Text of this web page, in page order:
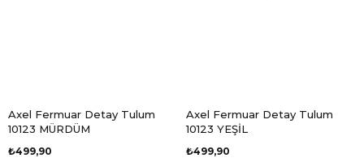
Axel Fermuar Detay Tulum
10123 MÜRDÜM
₺499,90
Axel Fermuar Detay Tulum
10123 YEŞİL
₺499,90